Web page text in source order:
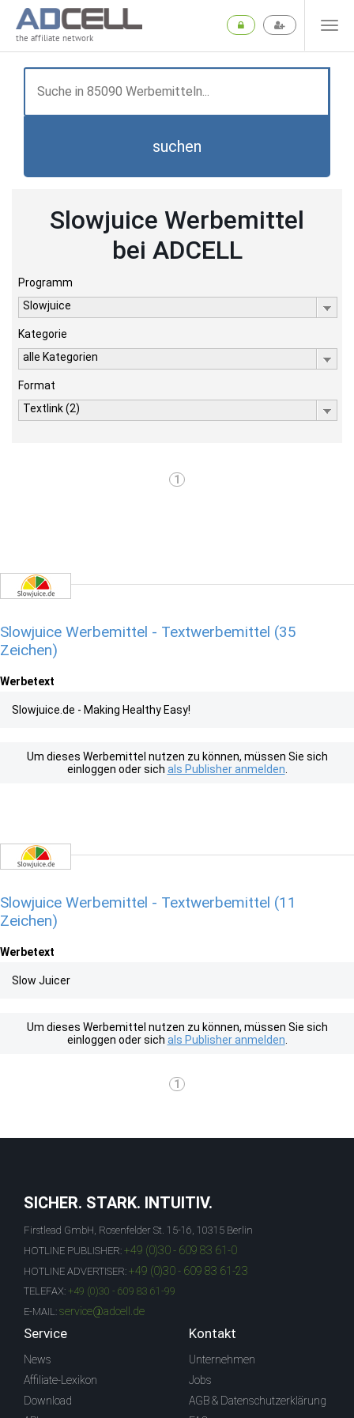
the affiliate network
suchen
Slowjuice Werbemittel
bei ADCELL
Programm
Slowjuice
Kategorie
alle Kategorien
Format
Textlink (2)
1
Slowjuice Werbemittel - Textwerbemittel (35
Zeichen)
Werbetext
Slowjuice.de - Making Healthy Easy!
Um dieses Werbemittel nutzen zu können, müssen Sie sich
einloggen oder sich als Publisher anmelden
Slowjuice Werbemittel - Textwerbemittel (11
Zeichen)
Werbetext
Slow Juicer
Um dieses Werbemittel nutzen zu können, müssen Sie sich
einloggen oder sich als Publisher anmelden
1
SICHER. STARK. INTUITIV.
Firstlead GmbH, Rosenfelder St. 15-16, 10315 Berlin
HOTLINE PUBLISHER: +49 (0)30 - 609 83 61-0
HOTLINE ADVERTISER: +49 (0)30 - 609 83 61-23
TELEFAX: +49 (0)30 - 609 83 61-99
E-MAIL: service@adcell.de
Service
News
Affiliate-Lexikon
Download
Kontakt
Unternehmen
Jobs
AGB & Datenschutzerklärung